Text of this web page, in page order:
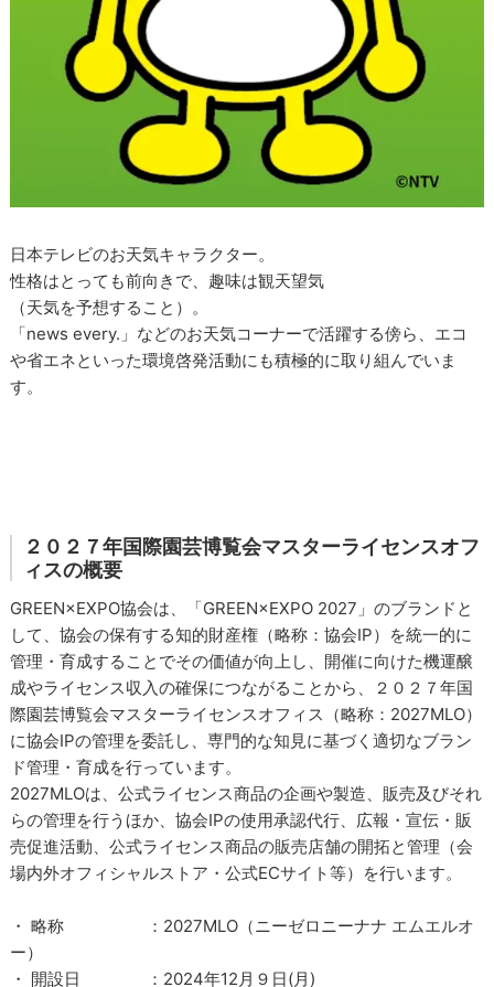
日本テレビのお天気キャラクター。
性格はとっても前向きで、趣味は観天望気
（天気を予想すること）。
「news every.」などのお天気コーナーで活躍する傍ら、エコ
や省エネといった環境啓発活動にも積極的に取り組んでいま
す。
２０２７年国際園芸博覧会マスターライセンスオフ
ィスの概要
GREEN×EXPO協会は、「GREEN×EXPO 2027」のブランドと
して、協会の保有する知的財産権（略称：協会IP）を統一的に
管理・育成することでその価値が向上し、開催に向けた機運醸
成やライセンス収入の確保につながることから、２０２７年国
際園芸博覧会マスターライセンスオフィス（略称：2027MLO）
に協会IPの管理を委託し、専門的な知見に基づく適切なブラン
ド管理・育成を行っています。
2027MLOは、公式ライセンス商品の企画や製造、販売及びそれ
らの管理を行うほか、協会IPの使用承認代行、広報・宣伝・販
売促進活動、公式ライセンス商品の販売店舗の開拓と管理（会
場内外オフィシャルストア・公式ECサイト等）を行います。
・ 略称 ：2027MLO（ニーゼロニーナナ エムエルオ
ー）
・ 開設日 ：2024年12月９日(月)